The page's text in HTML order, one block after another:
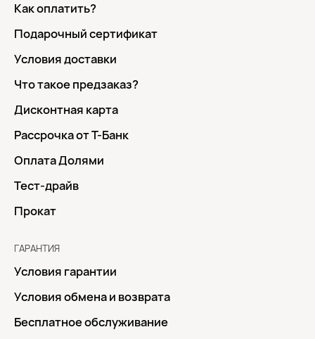
Как оплатить?
Подарочный сертификат
Условия доставки
Что такое предзаказ?
Дисконтная карта
Рассрочка от Т-Банк
Оплата Долями
Тест-драйв
Прокат
ГАРАНТИЯ
Условия гарантии
Условия обмена и возврата
Бесплатное обслуживание